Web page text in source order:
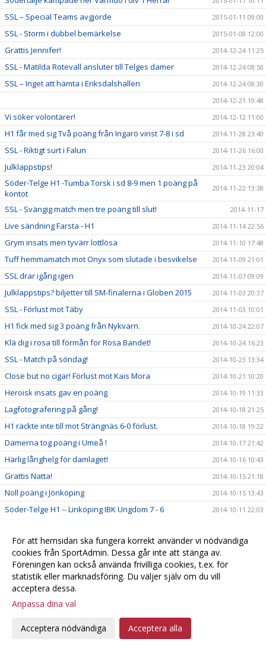
SSL – Special Teams avgjorde 2015-01-11 09:00
SSL - Storm i dubbel bemärkelse 2015-01-08 12:00
Grattis Jennifer! 2014-12-24 11:25
SSL - Matilda Rotevall ansluter till Telges damer 2014-12-24 08:50
SSL – Inget att hämta i Eriksdalshallen
2014-12-24 08:30
2014-12-21 19:48
Vi söker volontärer! 2014-12-12 11:00
H1 får med sig Två poäng från Ingarö vinst 7-8 i sd 2014-11-28 23:40
SSL - Riktigt surt i Falun 2014-11-26 16:00
Julklappstips! 2014-11-23 20:04
Söder-Telge H1 -Tumba Torsk i sd 8-9 men 1 poäng på
kontot
2014-11-22 13:38
SSL - Svängig match men tre poäng till slut! 2014-11-17
Live sändning Farsta - H1 2014-11-14 22:56
Grym insats men tyvärr lottlösa 2014-11-10 17:48
Tuff hemmamatch mot Onyx som slutade i besvikelse 2014-11-09 21:01
SSL drar igång igen 2014-11-07 09:09
Julklappstips? biljetter till SM-finalerna i Globen 2015 2014-11-03 20:37
SSL - Förlust mot Täby 2014-11-03 10:01
H1 fick med sig 3 poäng från Nykvarn. 2014-10-24 22:07
Klä dig i rosa till förmån för Rosa Bandet! 2014-10-24 16:23
SSL - Match på söndag! 2014-10-23 13:34
Close but no cigar! Förlust mot Kais Mora 2014-10-21 10:20
Heroisk insats gav en poäng 2014-10-19 11:33
Lagfotografering på gång! 2014-10-18 21:25
H1 räckte inte till mot Strängnäs 6-0 förlust. 2014-10-18 19:22
Damerna tog poäng i Umeå ! 2014-10-17 21:42
Härlig långhelg för damlaget! 2014-10-16 10:43
Grattis Natta! 2014-10-15 21:18
Noll poäng i Jönköping 2014-10-15 13:43
Söder-Telge H1 -- Linköping IBK Ungdom 7 - 6 2014-10-11 22:03
Sara lämnar Telge 2014-10-06 20:42
H1 Fick med sig 1 poäng från Nacka 2014-10-04 18:38
H1 tog sin första 3 poängare 2014-10-01 22:07
Håll koll på ditt favoritlag!
SSL - Vinst mot Huddinge
Inför Telge - Huddinge
För att hemsidan ska fungera korrekt använder vi nödvändiga
cookies från SportAdmin. Dessa går inte att stänga av.
Föreningen kan också använda frivilliga cookies, t.ex. för
statistik eller marknadsföring. Du väljer själv om du vill
acceptera dessa.
Anpassa dina val
Acceptera nödvändiga Acceptera alla